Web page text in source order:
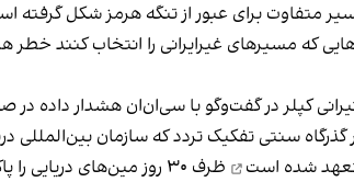
متفاوت برای عبور از تنگه هرمز شکل گرفته
که مسیرهای غیرایرانی را انتخاب کنند خطر
کپلر در گفت‌و‌گو با سی‌ان‌ان هشدار داده
شده است
ظرف ۳۰ روز مین‌های دریایی را پاکسازی کند.